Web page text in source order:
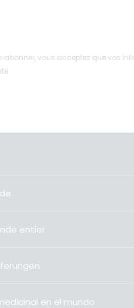
vous acceptez que vos
entier
en el mundo